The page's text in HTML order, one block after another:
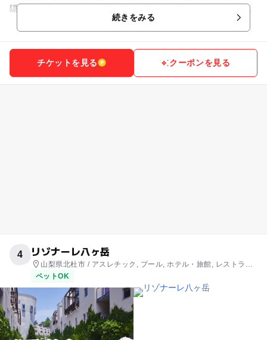
隠流忍者」の里として知られています。そんな歴史あるこの地
に、忍者の世界を思いき...続きをみる
チケットを見る クーポンを見る
4 リゾナーレ八ヶ岳
山梨県北杜市 / アスレチック, プール, ホテル・旅館, レストラ
ン・カフェ, ショッピング
ペットOK